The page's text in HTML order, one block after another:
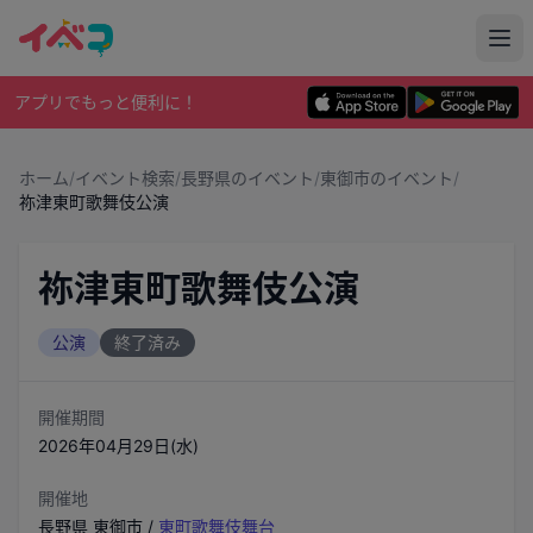
アプリでもっと便利に！
ホーム/イベント検索/長野県のイベント/東御市のイベント/
祢津東町歌舞伎公演
祢津東町歌舞伎公演
公演 終了済み
開催期間
2026年04月29日(水)
開催地
長野県 東御市 / 東町歌舞伎舞台